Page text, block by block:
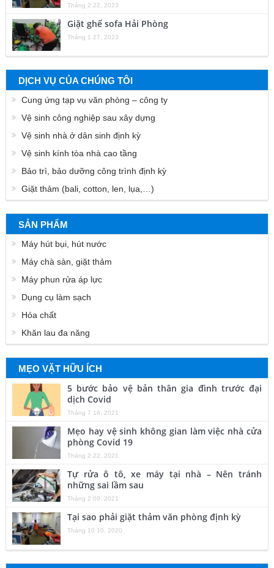
Tháng 2 22, 2023
Giặt ghế sofa Hải Phòng
Tháng 1 27, 2023
DỊCH VỤ CỦA CHÚNG TÔI
Cung ứng tạp vụ văn phòng – công ty
Vệ sinh công nghiệp sau xây dựng
Vệ sinh nhà ở dân sinh định kỳ
Vệ sinh kính tòa nhà cao tầng
Bảo trì, bảo dưỡng công trình định kỳ
Giặt thảm (bali, cotton, len, lụa,…)
SẢN PHẨM
Máy hút bụi, hút nước
Máy chà sàn, giặt thảm
Máy phun rửa áp lực
Dụng cụ làm sạch
Hóa chất
Khăn lau đa năng
MẸO VẶT HỮU ÍCH
5 bước bảo vệ bản thân gia đình trước đại
dịch Covid
Tháng 7 16, 2021
Mẹo hay vệ sinh không gian làm việc nhà cửa
phòng Covid 19
Tháng 2 22, 2021
Tự rửa ô tô, xe máy tại nhà – Nên tránh
những sai lầm sau
Tháng 2 09, 2021
Tại sao phải giặt thảm văn phòng định kỳ
Tháng 10 10, 2020